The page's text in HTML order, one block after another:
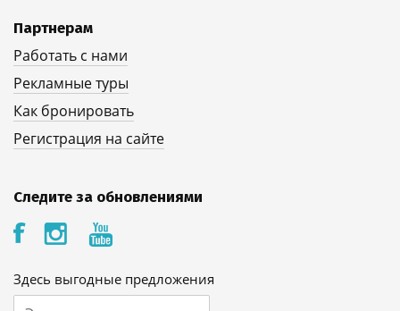
Партнерам
Работать с нами
Рекламные туры
Как бронировать
Регистрация на сайте
Следите за обновлениями
Здесь выгодные предложения